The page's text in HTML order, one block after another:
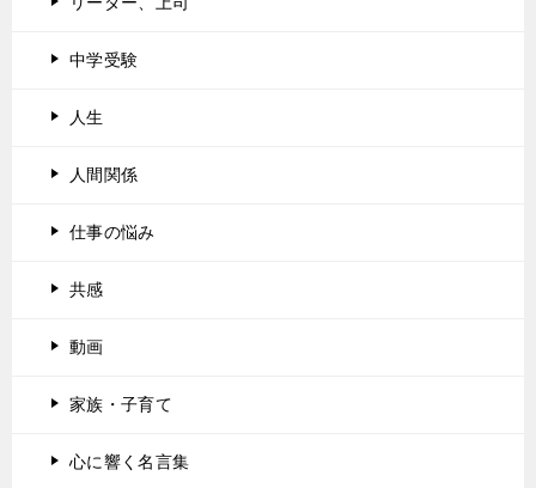
中学受験
人生
人間関係
仕事の悩み
共感
動画
家族・子育て
心に響く名言集